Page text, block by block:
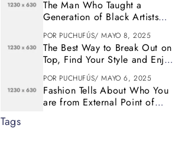
The Man Who Taught a
Generation of Black Artists
Get Latest Fashion
POR PUCHUFÚS MAYO 8, 2025
The Best Way to Break Out on
Top, Find Your Style and Enjoy
POR PUCHUFÚS MAYO 6, 2025
Fashion Tells About Who You
are from External Point of
Tags